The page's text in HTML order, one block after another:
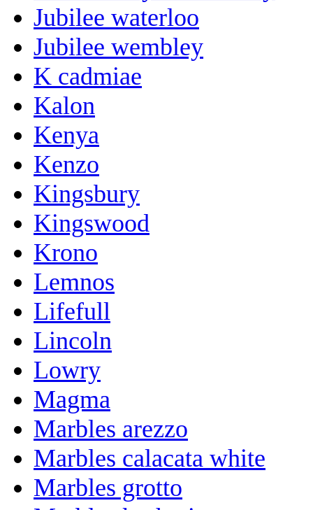
Jubilee waterloo
Jubilee wembley
K cadmiae
Kalon
Kenya
Kenzo
Kingsbury
Kingswood
Krono
Lemnos
Lifefull
Lincoln
Lowry
Magma
Marbles arezzo
Marbles calacata white
Marbles grotto